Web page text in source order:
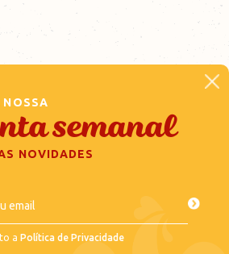
+351244 814 894
Leiria - Marinheiros
NOSSA
semanal
NOVIDADES
email
a Política de Privacidade